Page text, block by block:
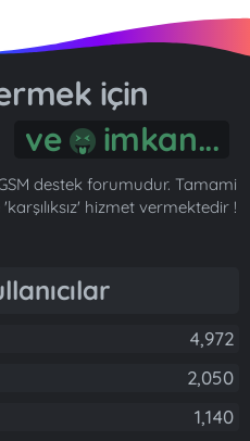
için
ve imkan...
destek forumudur. Tamami
hizmet vermektedir !
4,972
2,050
1,140